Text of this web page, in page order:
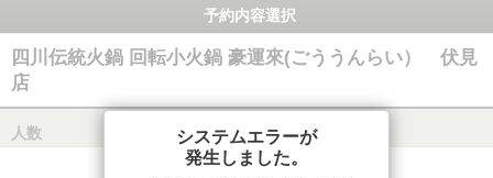
予約内容選択
四川伝統火鍋 回転小火鍋 豪運來(ごううんらい） 伏見
店
人数
システムエラーが
発生しました。